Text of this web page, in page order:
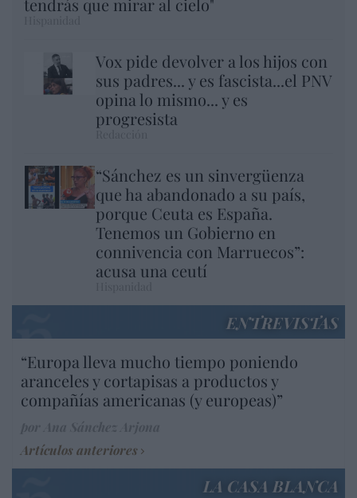
tendrás que mirar al cielo"
Vox pide devolver a los hijos con
sus padres... y es fascista...el PNV
opina lo mismo... y es
progresista
“Sánchez es un sinvergüenza
que ha abandonado a su país,
porque Ceuta es España.
Tenemos un Gobierno en
connivencia con Marruecos”:
acusa una ceutí
ENTREVISTAS
“Europa lleva mucho tiempo poniendo
aranceles y cortapisas a productos y
compañías americanas (y europeas)”
Artículos anteriores
LA CASA BLANCA